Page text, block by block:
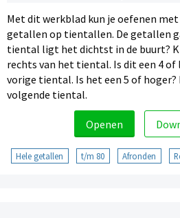
Met dit werkblad kun je oefenen
getallen op tientallen. De getallen
tiental ligt het dichtst in de buurt?
rechts van het tiental. Is dit een 4 of
vorige tiental. Is het een 5 of hoger?
volgende tiental.
Openen
Hele getallen t/m 80 Afronden